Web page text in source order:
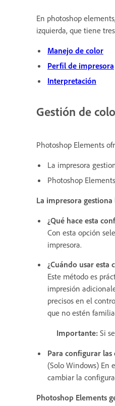
En photoshop
izquierda, que tiene
Manejo de color
Perfil de impresora
Interpretación
Gestión de
Photoshop Elements
La impresora
Photoshop
La impresora gestiona
¿Qué hace esta
Con esta opción
impresora.
¿Cuándo usar esta
Este método es
impresión
precisos en el
que no estén
Importante: Si
Para configurar
(Solo Windows) En
cambiar la
Photoshop Elements